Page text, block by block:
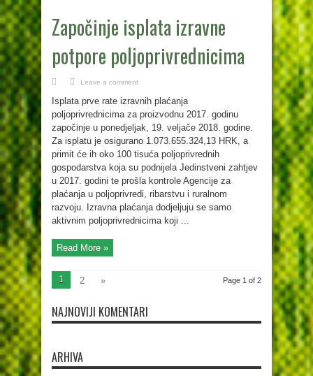
Započinje isplata izravne
potpore poljoprivrednicima
Leave a comment
Isplata prve rate izravnih plaćanja
poljoprivrednicima za proizvodnu 2017. godinu
započinje u ponedjeljak, 19. veljače 2018. godine.
Za isplatu je osigurano 1.073.655.324,13 HRK, a
primit će ih oko 100 tisuća poljoprivrednih
gospodarstva koja su podnijela Jedinstveni zahtjev
u 2017. godini te prošla kontrole Agencije za
plaćanja u poljoprivredi, ribarstvu i ruralnom
razvoju. Izravna plaćanja dodjeljuju se samo
aktivnim poljoprivrednicima koji ...
Read More »
Page 1 of 2
1 2 »
NAJNOVIJI KOMENTARI
ARHIVA